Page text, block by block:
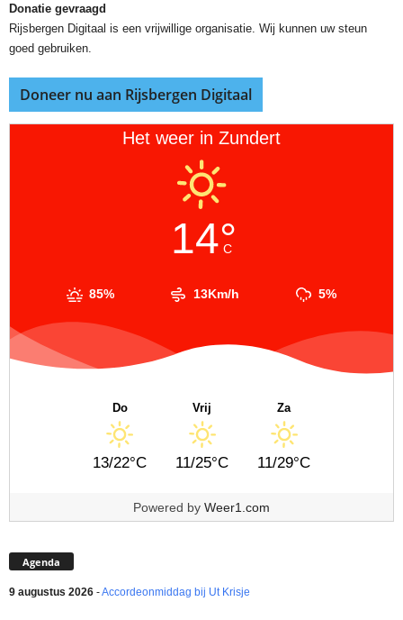
Donatie gevraagd
Rijsbergen Digitaal is een vrijwillige organisatie. Wij kunnen uw steun
goed gebruiken.
Doneer nu aan Rijsbergen Digitaal
Het weer in Zundert
14°
C
85% 13Km/h 5%
Do
13/22°C
Vrij
11/25°C
Za
11/29°C
Powered by Weer1.com
Agenda
9 augustus 2026 -Accordeonmiddag bij Ut Krisje